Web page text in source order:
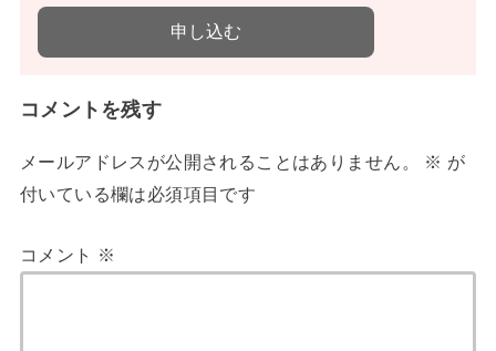
コメントを残す
メールアドレスが公開されることはありません。 ※ が
付いている欄は必須項目です
コメント ※